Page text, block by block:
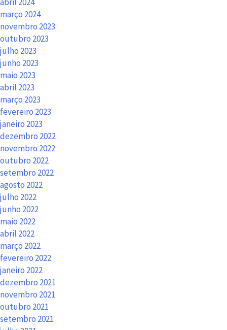
março 2024
novembro 2023
outubro 2023
julho 2023
junho 2023
maio 2023
abril 2023
março 2023
fevereiro 2023
janeiro 2023
dezembro 2022
novembro 2022
outubro 2022
setembro 2022
agosto 2022
julho 2022
junho 2022
maio 2022
abril 2022
março 2022
fevereiro 2022
janeiro 2022
dezembro 2021
novembro 2021
outubro 2021
setembro 2021